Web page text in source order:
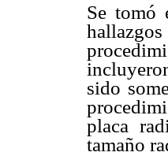
Se tomó
sido
placa
tamaño